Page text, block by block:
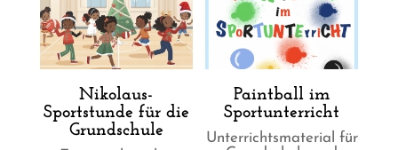
Nikolaus-
Sportstunde für die
Grundschule
Paintball im
Sportunterricht
Unterrichtsmaterial für